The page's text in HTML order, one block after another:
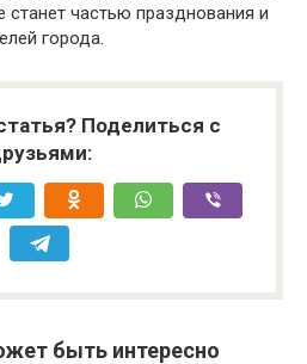
частью празднования и
города.
Поделиться с
быть интересно